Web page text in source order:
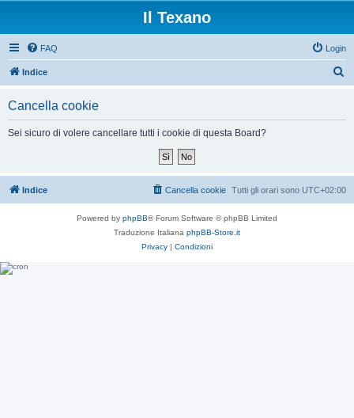
Il Texano
FAQ Login
Indice
Cancella cookie
Sei sicuro di volere cancellare tutti i cookie di questa Board?
Indice Tutti gli orari sono UTC+02:00
Cancella cookie
Powered by phpBB® Forum Software © phpBB Limited
Traduzione Italiana phpBB-Store.it
Privacy | Condizioni